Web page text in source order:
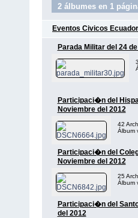
2 álbumes en 1
Eventos Civicos Ecuador
Parada Militar del 24
Participaci�n del
Noviembre del 2012
42
Álbum
Participaci�n del
Noviembre del 2012
25
Álbum
Participaci�n del
del 2012